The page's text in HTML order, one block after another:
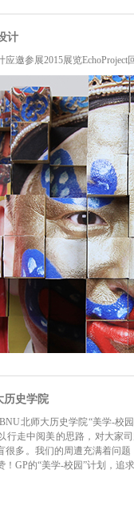
计
应邀参展2015展览
历史学院
BNU北师大历史学院“美学-
行走中阅美的思路，对大家
很多。我们的周遭充满着问
！GP的“美学-校园”计划，